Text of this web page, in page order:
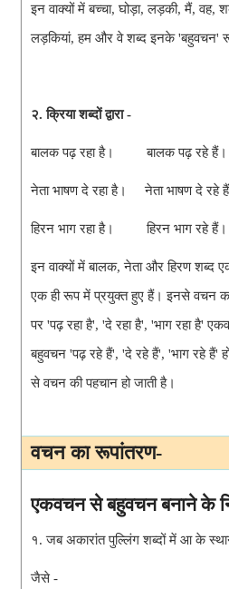
इन वाक्यों में बच्चा, घोड़ा, लड़की, मैं,
लड़कियां, हम और वे शब्द इनके 'बहुवचन'
२. क्रिया शब्दों द्वारा -
बालक पढ़ रहा है। बालक पढ़ रहे हैं।
नेता भाषण दे रहा है। नेता भाषण दे रहे
हिरन भाग रहा है। हिरन भाग रहे हैं।
इन वाक्यों में बालक, नेता और हिरण शब्द
एक ही रूप में प्रयुक्त हुए हैं। इनसे वचन
पर 'पढ़ रहा है', 'दे रहा है', 'भाग रहा है'
बहुवचन 'पढ़ रहे हैं', 'दे रहे हैं', 'भाग रहे हैं'
से वचन की पहचान हो जाती है।
वचन का रूपांतरण-
एकवचन से बहुवचन बनाने के
१. जब अकारांत पुल्लिंग शब्दों में आ के
जैसे -